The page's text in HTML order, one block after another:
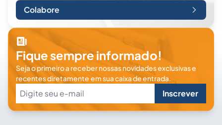
Colabore
Fique sempre informado!
Seja o primeiro a receber nossas novidades exclusivas e
recentes diretamente em sua caixa de entrada.
Inscrever